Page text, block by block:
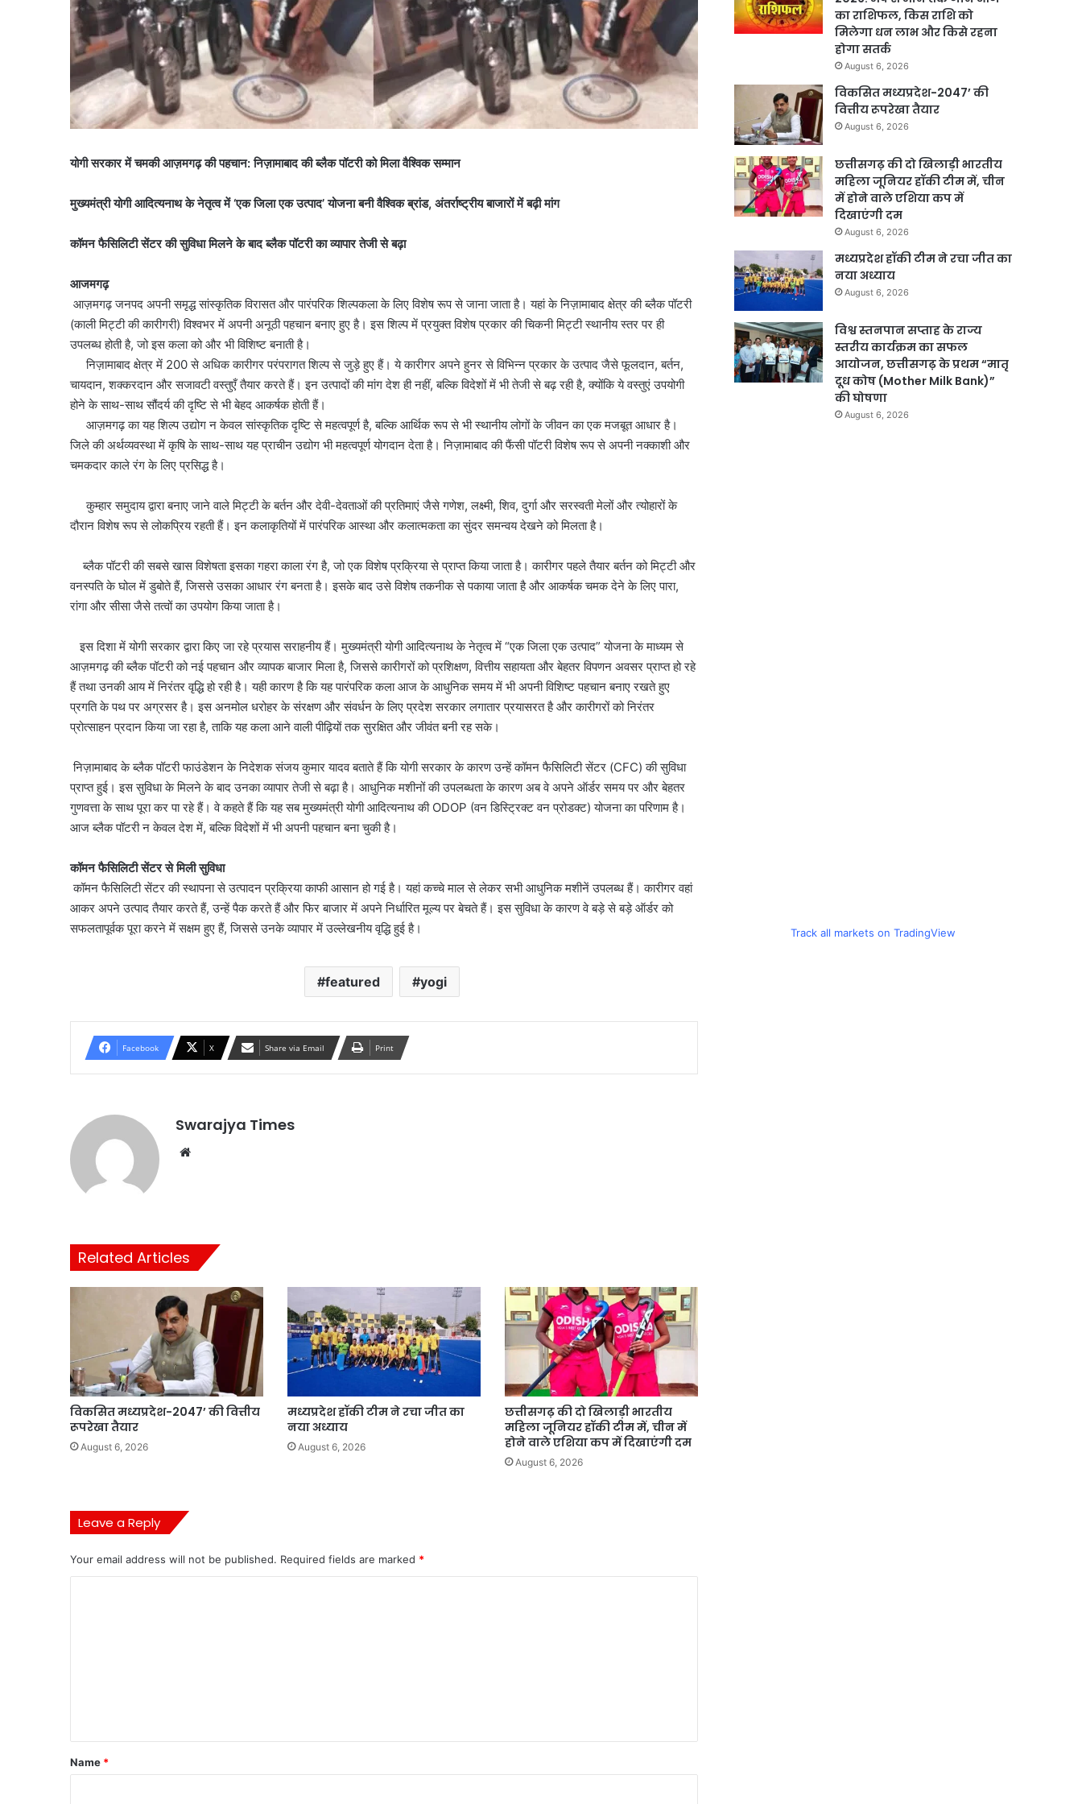
योगी सरकार में चमकी आज़मगढ़ की पहचान: निज़ामाबाद की ब्लैक पॉटरी को मिला वैश्विक सम्मान
मुख्यमंत्री योगी आदित्यनाथ के नेतृत्व में ‘एक जिला एक उत्पाद’ योजना बनी वैश्विक ब्रांड, अंतर्राष्ट्रीय बाजारों में बढ़ी मांग
कॉमन फैसिलिटी सेंटर की सुविधा मिलने के बाद ब्लैक पॉटरी का व्यापार तेजी से बढ़ा
आजमगढ़
आज़मगढ़ जनपद अपनी समृद्ध सांस्कृतिक विरासत और पारंपरिक शिल्पकला के लिए विशेष रूप से जाना जाता है। यहां के निज़ामाबाद क्षेत्र की ब्लैक पॉटरी
(काली मिट्टी की कारीगरी) विश्वभर में अपनी अनूठी पहचान बनाए हुए है। इस शिल्प में प्रयुक्त विशेष प्रकार की चिकनी मिट्टी स्थानीय स्तर पर ही
उपलब्ध होती है, जो इस कला को और भी विशिष्ट बनाती है।
निज़ामाबाद क्षेत्र में 200 से अधिक कारीगर परंपरागत शिल्प से जुड़े हुए हैं। ये कारीगर अपने हुनर से विभिन्न प्रकार के उत्पाद जैसे फूलदान, बर्तन,
चायदान, शक्करदान और सजावटी वस्तुएँ तैयार करते हैं। इन उत्पादों की मांग देश ही नहीं, बल्कि विदेशों में भी तेजी से बढ़ रही है, क्योंकि ये वस्तुएं उपयोगी
होने के साथ-साथ सौंदर्य की दृष्टि से भी बेहद आकर्षक होती हैं।
आज़मगढ़ का यह शिल्प उद्योग न केवल सांस्कृतिक दृष्टि से महत्वपूर्ण है, बल्कि आर्थिक रूप से भी स्थानीय लोगों के जीवन का एक मजबूत आधार है।
जिले की अर्थव्यवस्था में कृषि के साथ-साथ यह प्राचीन उद्योग भी महत्वपूर्ण योगदान देता है। निज़ामाबाद की फैंसी पॉटरी विशेष रूप से अपनी नक्काशी और
चमकदार काले रंग के लिए प्रसिद्ध है।
कुम्हार समुदाय द्वारा बनाए जाने वाले मिट्टी के बर्तन और देवी-देवताओं की प्रतिमाएं जैसे गणेश, लक्ष्मी, शिव, दुर्गा और सरस्वती मेलों और त्योहारों के
दौरान विशेष रूप से लोकप्रिय रहती हैं। इन कलाकृतियों में पारंपरिक आस्था और कलात्मकता का सुंदर समन्वय देखने को मिलता है।
ब्लैक पॉटरी की सबसे खास विशेषता इसका गहरा काला रंग है, जो एक विशेष प्रक्रिया से प्राप्त किया जाता है। कारीगर पहले तैयार बर्तन को मिट्टी और
वनस्पति के घोल में डुबोते हैं, जिससे उसका आधार रंग बनता है। इसके बाद उसे विशेष तकनीक से पकाया जाता है और आकर्षक चमक देने के लिए पारा,
रांगा और सीसा जैसे तत्वों का उपयोग किया जाता है।
इस दिशा में योगी सरकार द्वारा किए जा रहे प्रयास सराहनीय हैं। मुख्यमंत्री योगी आदित्यनाथ के नेतृत्व में “एक जिला एक उत्पाद” योजना के माध्यम से
आज़मगढ़ की ब्लैक पॉटरी को नई पहचान और व्यापक बाजार मिला है, जिससे कारीगरों को प्रशिक्षण, वित्तीय सहायता और बेहतर विपणन अवसर प्राप्त हो रहे
हैं तथा उनकी आय में निरंतर वृद्धि हो रही है। यही कारण है कि यह पारंपरिक कला आज के आधुनिक समय में भी अपनी विशिष्ट पहचान बनाए रखते हुए
प्रगति के पथ पर अग्रसर है। इस अनमोल धरोहर के संरक्षण और संवर्धन के लिए प्रदेश सरकार लगातार प्रयासरत है और कारीगरों को निरंतर
प्रोत्साहन प्रदान किया जा रहा है, ताकि यह कला आने वाली पीढ़ियों तक सुरक्षित और जीवंत बनी रह सके।
निज़ामाबाद के ब्लैक पॉटरी फाउंडेशन के निदेशक संजय कुमार यादव बताते हैं कि योगी सरकार के कारण उन्हें कॉमन फैसिलिटी सेंटर (CFC) की सुविधा
प्राप्त हुई। इस सुविधा के मिलने के बाद उनका व्यापार तेजी से बढ़ा है। आधुनिक मशीनों की उपलब्धता के कारण अब वे अपने ऑर्डर समय पर और बेहतर
गुणवत्ता के साथ पूरा कर पा रहे हैं। वे कहते हैं कि यह सब मुख्यमंत्री योगी आदित्यनाथ की ODOP (वन डिस्ट्रिक्ट वन प्रोडक्ट) योजना का परिणाम है।
आज ब्लैक पॉटरी न केवल देश में, बल्कि विदेशों में भी अपनी पहचान बना चुकी है।
कॉमन फैसिलिटी सेंटर से मिली सुविधा
कॉमन फैसिलिटी सेंटर की स्थापना से उत्पादन प्रक्रिया काफी आसान हो गई है। यहां कच्चे माल से लेकर सभी आधुनिक मशीनें उपलब्ध हैं। कारीगर वहां
आकर अपने उत्पाद तैयार करते हैं, उन्हें पैक करते हैं और फिर बाजार में अपने निर्धारित मूल्य पर बेचते हैं। इस सुविधा के कारण वे बड़े से बड़े ऑर्डर को
सफलतापूर्वक पूरा करने में सक्षम हुए हैं, जिससे उनके व्यापार में उल्लेखनीय वृद्धि हुई है।
featured yogi
Facebook X Share via Email Print
Swarajya Times
Related Articles
विकसित मध्यप्रदेश-2047’ की वित्तीय
रूपरेखा तैयार
August 6, 2026
मध्यप्रदेश हॉकी टीम ने रचा जीत का
नया अध्याय
August 6, 2026
छत्तीसगढ़ की दो खिलाड़ी भारतीय
महिला जूनियर हॉकी टीम में, चीन में
होने वाले एशिया कप में दिखाएंगी दम
August 6, 2026
Leave a Reply
Your email address will not be published. Required fields are marked *
*
Name *
का राशिफल, किस राशि को
मिलेगा धन लाभ और किसे रहना
होगा सतर्क
August 6, 2026
विकसित मध्यप्रदेश-2047’ की
वित्तीय रूपरेखा तैयार
August 6, 2026
छत्तीसगढ़ की दो खिलाड़ी भारतीय
महिला जूनियर हॉकी टीम में, चीन
में होने वाले एशिया कप में
दिखाएंगी दम
August 6, 2026
मध्यप्रदेश हॉकी टीम ने रचा जीत का
नया अध्याय
August 6, 2026
विश्व स्तनपान सप्ताह के राज्य
स्तरीय कार्यक्रम का सफल
आयोजन, छत्तीसगढ़ के प्रथम “मातृ
दूध कोष (Mother Milk Bank)”
की घोषणा
August 6, 2026
Track all markets on TradingView